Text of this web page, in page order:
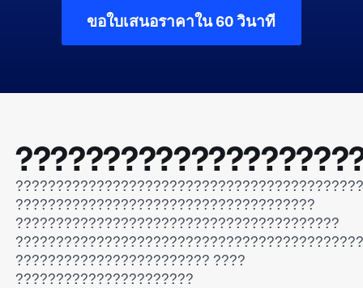
ขอใบเสนอราคาใน 60 วินาที
?????????????????????????????????????
????????????????????????????????????????
???????????????????????? ????
??????????????????????